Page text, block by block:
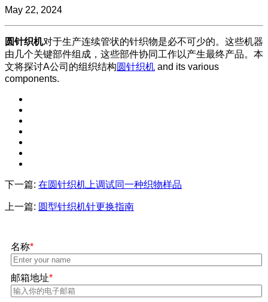
May 22, 2024
圆针织机对于生产连续管状的针织物是必不可少的。这些机器
由几个关键部件组成，这些部件协同工作以产生最终产品。本
文将探讨A公司的组织结构圆针织机 and its various
components.
下一篇: 在圆针织机上调试同一种织物样品
上一篇: 圆型针织机针更换指南
名称*
邮箱地址*